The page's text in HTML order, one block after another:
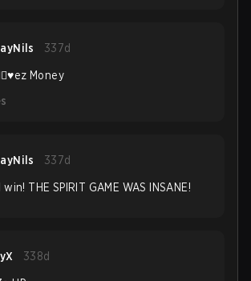
337d
Money
337d
THE SPIRIT GAME WAS INSANE!
338d